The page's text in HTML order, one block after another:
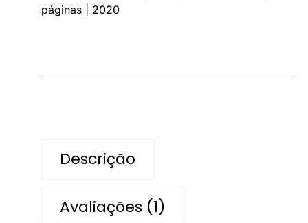
páginas | 2020
Descrição
Avaliações (1)